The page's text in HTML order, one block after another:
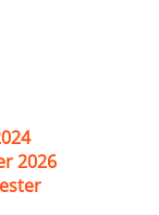
2026